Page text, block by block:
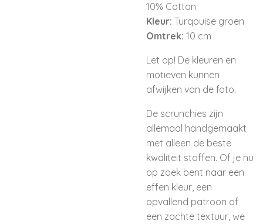
10% Cotton
Kleur: Turqouise groen
Omtrek: 10 cm
Let op! De kleuren en
motieven kunnen
afwijken van de foto.
De scrunchies zijn
allemaal handgemaakt
met alleen de beste
kwaliteit stoffen. Of je nu
op zoek bent naar een
effen kleur, een
opvallend patroon of
een zachte textuur, we